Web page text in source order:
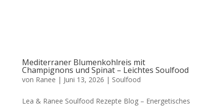
Mediterraner Blumenkohlreis mit
Champignons und Spinat – Leichtes Soulfood
von Ranee | Juni 13, 2026 | Soulfood
Lea & Ranee Soulfood Rezepte Blog – Energetisches